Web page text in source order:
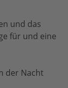
und das
für und eine
der Nacht